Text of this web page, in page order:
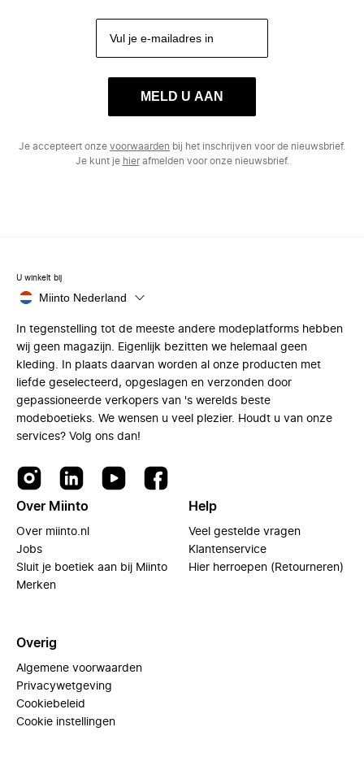
MELD U AAN
Je accepteert onze voorwaarden bij het inschrijven voor de nieuwsbrief.
Je kunt je hierafmelden voor onze nieuwsbrief.
U winkelt bij
Miinto Nederland
In tegenstelling tot de meeste andere modeplatforms hebben
wij geen magazijn. Eigenlijk bezitten we helemaal geen
kleding. In plaats daarvan worden al onze producten met
liefde geselecteerd, opgeslagen en verzonden door
gepassioneerde verkopers van 's werelds beste
modeboetieks. We wensen u veel plezier. Houdt u van onze
services? Volg ons dan!
Over Miinto
Over miinto.nl
Jobs
Sluit je boetiek aan bij Miinto
Merken
Help
Veel gestelde vragen
Klantenservice
Hier herroepen (Retourneren)
Overig
Algemene voorwaarden
Privacywetgeving
Cookiebeleid
Cookie instellingen